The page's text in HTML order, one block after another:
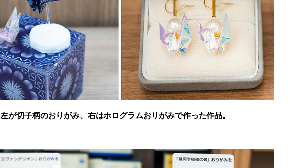
左が切子柄のおりがみ、右はホログラムおりがみで作った作品。